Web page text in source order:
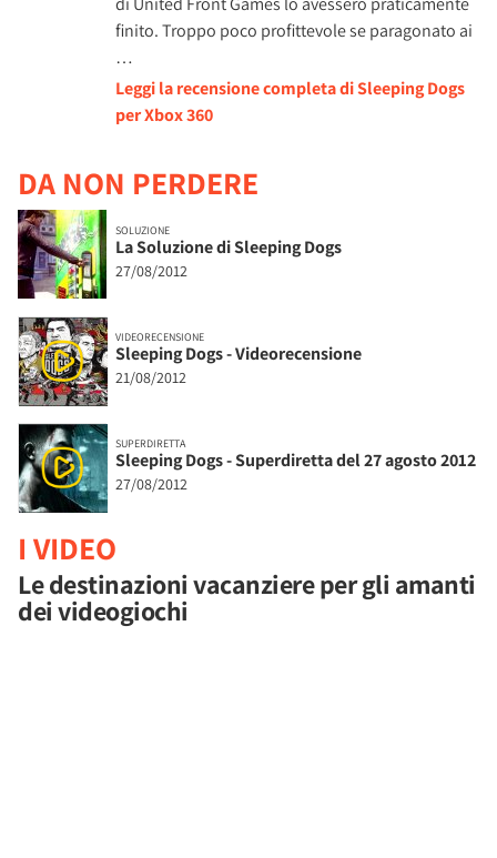
finito. Troppo poco profittevole se paragonato ai
…
Leggi la recensione completa di Sleeping Dogs
per Xbox 360
DA NON PERDERE
SOLUZIONE
La Soluzione di Sleeping Dogs
27/08/2012
VIDEORECENSIONE
Sleeping Dogs - Videorecensione
21/08/2012
SUPERDIRETTA
Sleeping Dogs - Superdiretta del 27 agosto 2012
27/08/2012
I VIDEO
Le destinazioni vacanziere per gli amanti
dei videogiochi